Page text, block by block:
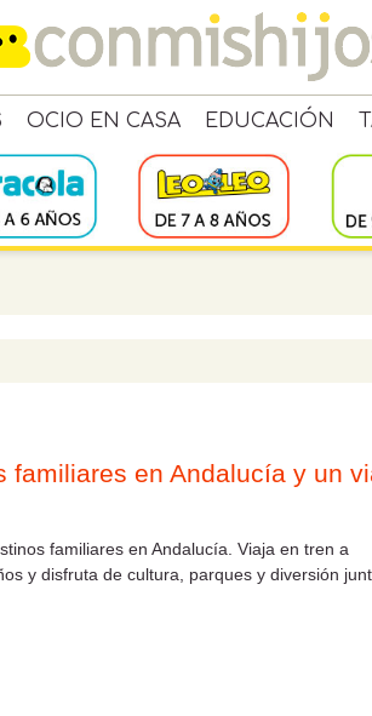
OCIO EN CASA EDUCACIÓN
familiares en Andalucía y un
familiares en Andalucía. Viaja en tren a
y disfruta de cultura, parques y diversión